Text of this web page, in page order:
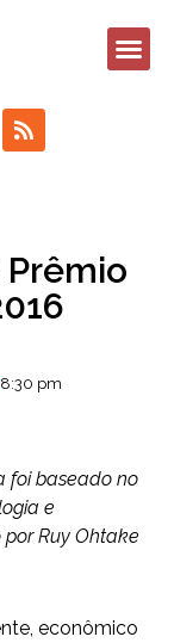
8:30 pm
foi baseado no
e
Ruy Ohtake
econômico